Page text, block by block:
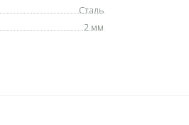
Сталь
2 мм